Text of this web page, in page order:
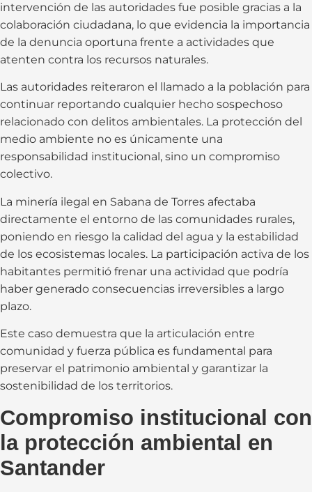
intervención de las autoridades fue posible gracias a la
colaboración ciudadana, lo que evidencia la importancia
de la denuncia oportuna frente a actividades que
atenten contra los recursos naturales.
Las autoridades reiteraron el llamado a la población para
continuar reportando cualquier hecho sospechoso
relacionado con delitos ambientales. La protección del
medio ambiente no es únicamente una
responsabilidad institucional, sino un compromiso
colectivo.
La minería ilegal en Sabana de Torres afectaba
directamente el entorno de las comunidades rurales,
poniendo en riesgo la calidad del agua y la estabilidad
de los ecosistemas locales. La participación activa de los
habitantes permitió frenar una actividad que podría
haber generado consecuencias irreversibles a largo
plazo.
Este caso demuestra que la articulación entre
comunidad y fuerza pública es fundamental para
preservar el patrimonio ambiental y garantizar la
sostenibilidad de los territorios.
Compromiso institucional con
la protección ambiental en
Santander